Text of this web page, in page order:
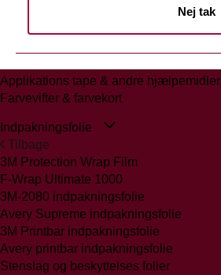
Nej tak
Glasmattering Ritrama/Fedrigoni
Applikations tape & andre hjælpemidler
Farvevifter & farvekort
Indpakningsfolie
Tilbage
3M Protection Wrap Film
F-Wrap Ultimate 1000
3M-2080 indpakningsfolie
Avery Supreme indpakningsfolie
3M Printbar indpakningsfolie
Avery printbar indpakningsfolie
Stenslag og beskyttelses folier